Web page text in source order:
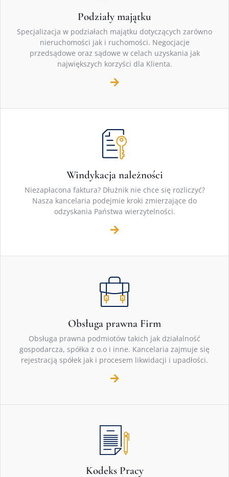
Podziały majątku
Specjalizacja w podziałach majątku dotyczących zarówno
nieruchomości jak i ruchomości. Negocjacje
przedsądowe oraz sądowe w celach uzyskania jak
największych korzyści dla Klienta.
Windykacja należności
Niezapłacona faktura? Dłużnik nie chce się rozliczyć?
Nasza kancelaria podejmie kroki zmierzające do
odzyskania Państwa wierzytelności.
Obsługa prawna Firm
Obsługa prawna podmiotów takich jak działalność
gospodarcza, spółka z o.o i inne. Kancelaria zajmuje się
rejestracją spółek jak i procesem likwidacji i upadłości.
Kodeks Pracy